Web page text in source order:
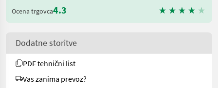
Ocena trgovca4.3
Dodatne storitve
PDF tehnični list
Vas zanima prevoz?